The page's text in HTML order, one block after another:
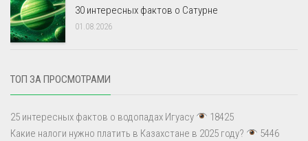
30 интересных фактов о Сатурне
01.08.2026
ТОП ЗА ПРОСМОТРАМИ
25 интересных фактов о водопадах Игуасу
18425
Какие налоги нужно платить в Казахстане в 2025 году?
5446